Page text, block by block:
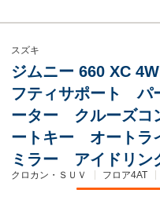
スズキ
ジムニー 660 XC
フティサポート
ーター クルーズ
ートキー オート
ミラー アイドリン
クロカン・ＳＵＶ フロア4AT